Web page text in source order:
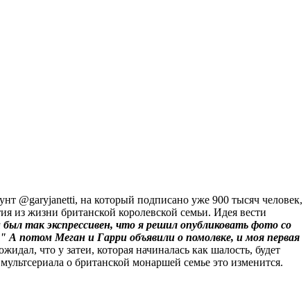
@garyjanetti, на который подписано уже 900 тысяч человек,
жизни британской королевской семьи. Идея вести
так экспрессивен, что я решил опубликовать фото со
потом Меган и Гарри объявили о помолвке, и моя первая
что у затеи, которая начиналась как шалость, будет
о британской монаршей семье это изменится.